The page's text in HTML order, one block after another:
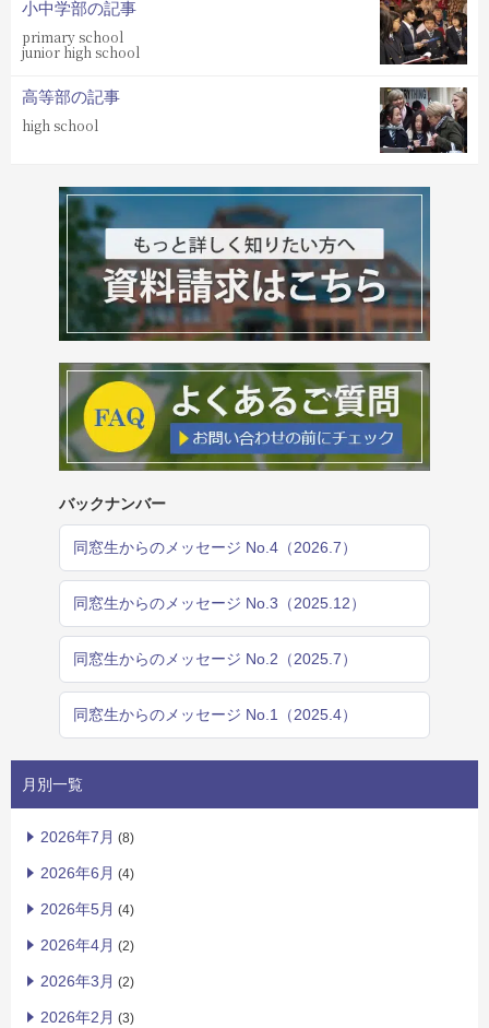
小中学部の記事
primary school
junior high school
高等部の記事
high school
バックナンバー
同窓生からのメッセージ No.4（2026.7）
同窓生からのメッセージ No.3（2025.12）
同窓生からのメッセージ No.2（2025.7）
同窓生からのメッセージ No.1（2025.4）
月別一覧
2026年7月 (8)
2026年6月 (4)
2026年5月 (4)
2026年4月 (2)
2026年3月 (2)
2026年2月 (3)